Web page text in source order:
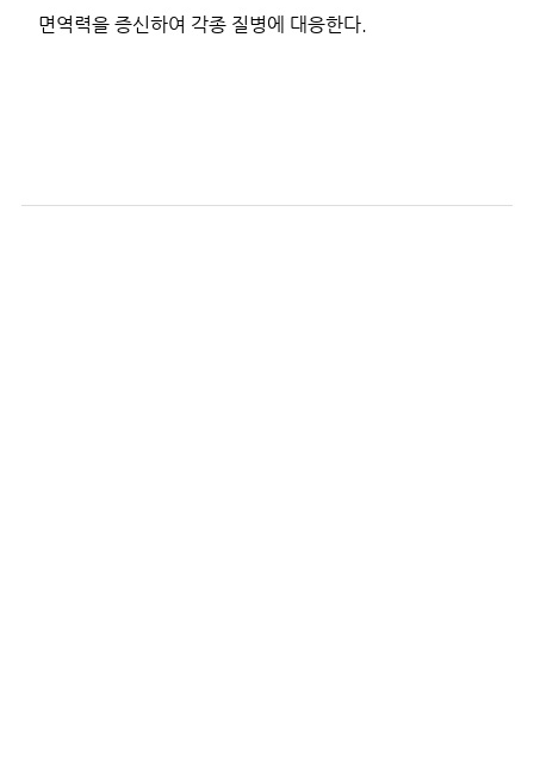
면역력을 증신하여 각종 질병에 대응한다.